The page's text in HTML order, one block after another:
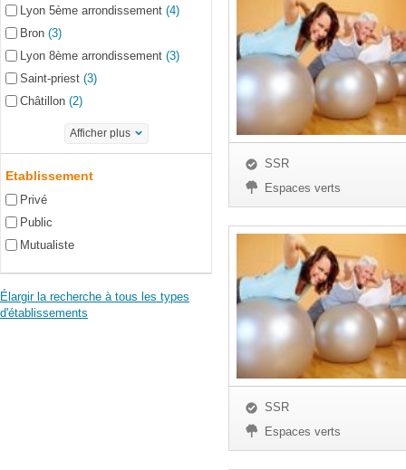
Lyon 5ème arrondissement (4)
Bron (3)
Lyon 8ème arrondissement (3)
Saint-priest (3)
Châtillon (2)
Afficher plus
Etablissement
Privé
Public
Mutualiste
Élargir la recherche à tous les types
d'établissements
SSR
Espaces verts
SSR
Espaces verts